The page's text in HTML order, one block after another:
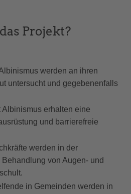
Projekt?
werden an ihren
untersucht und gegebenenfalls
erhalten eine
und barrierefreie
werden in der
von Augen- und
in Gemeinden werden in